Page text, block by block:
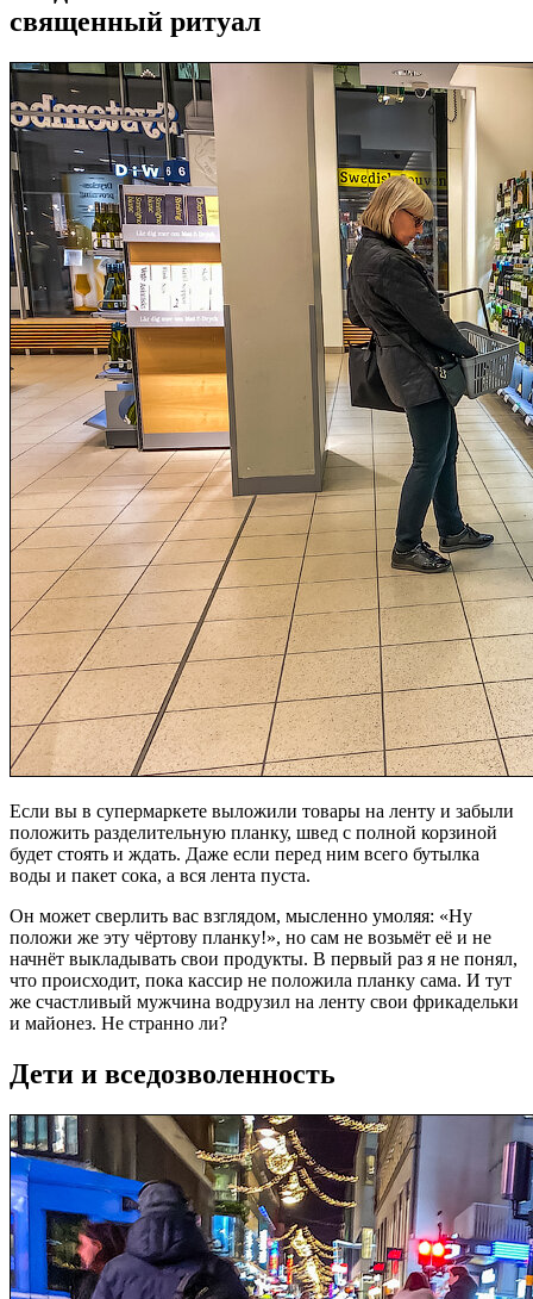
священный ритуал
Если вы в супермаркете выложили товары на ленту и забыли
положить разделительную планку, швед с полной корзиной
будет стоять и ждать. Даже если перед ним всего бутылка
воды и пакет сока, а вся лента пуста.
Он может сверлить вас взглядом, мысленно умоляя: «Ну
положи же эту чёртову планку!», но сам не возьмёт её и не
начнёт выкладывать свои продукты. В первый раз я не понял,
что происходит, пока кассир не положила планку сама. И тут
же счастливый мужчина водрузил на ленту свои фрикадельки
и майонез. Не странно ли?
Дети и вседозволенность